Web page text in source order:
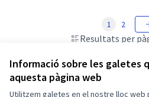
Informació sobre les galetes
aquesta pàgina web
Utilitzem galetes en el nostre lloc web
Resultats per
1 2